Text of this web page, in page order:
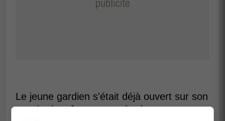
Le jeune gardien s'était déjà ouvert sur son
avenir plus tôt cette année dans une